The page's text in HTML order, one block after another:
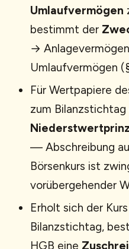
Umlaufvermögen
bestimmt der
→
Umlaufvermögen
Für Wertpapiere
zum Bilanzstichtag
— Abschreibung
Börsenkurs ist
vorübergehender
Erholt sich der
Bilanzstichtag,
HGB eine